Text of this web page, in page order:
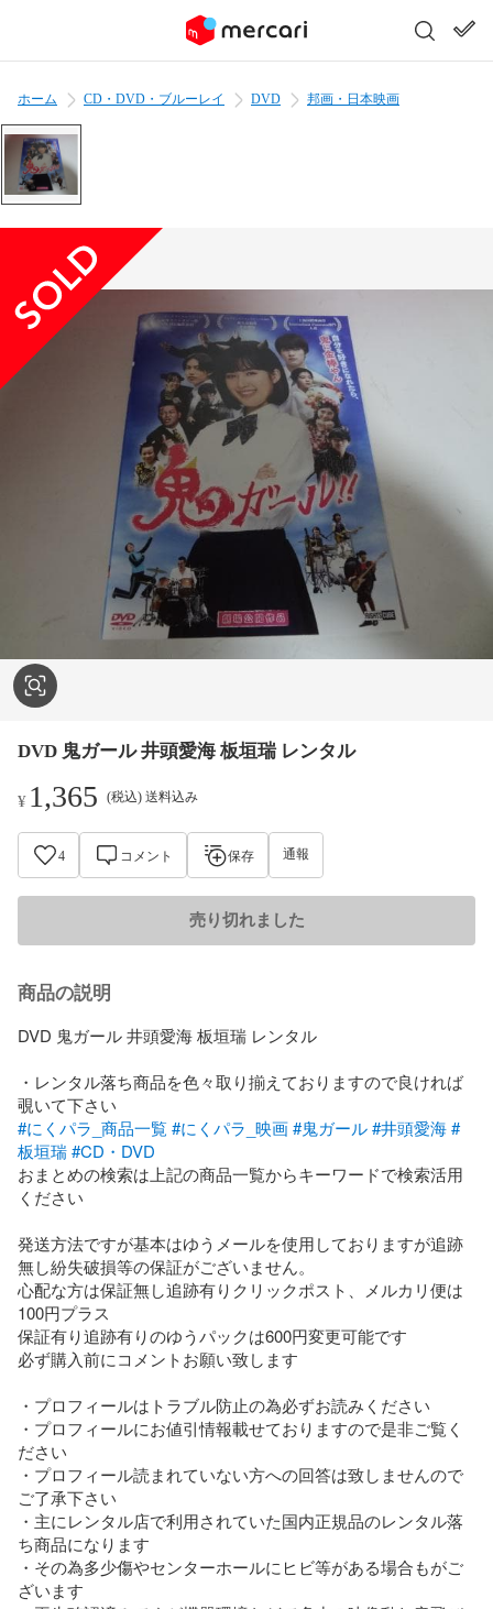
ホーム CD・DVD・ブルーレイ DVD 邦画・日本映画
DVD 鬼ガール 井頭愛海 板垣瑞 レンタル
¥ 1,365 (税込) 送料込み
4 コメント 保存 通報
売り切れました
商品の説明
DVD 鬼ガール 井頭愛海 板垣瑞 レンタル
・レンタル落ち商品を色々取り揃えておりますので良ければ
#にくパラ_商品一覧#にくパラ_映画#鬼ガール#井頭愛海#
板垣瑞#CD・DVD
おまとめの検索は上記の商品一覧からキーワードで検索活用
ください
発送方法ですが基本はゆうメールを使用しておりますが追跡
無し紛失破損等の保証がございません。
心配な方は保証無し追跡有りクリックポスト、メルカリ便は
100円プラス
保証有り追跡有りのゆうパックは600円変更可能です
必ず購入前にコメントお願い致します
・プロフィールはトラブル防止の為必ずお読みください
・プロフィールにお値引情報載せておりますので是非ご覧く
ださい
・プロフィール読まれていない方への回答は致しませんので
ご了承下さい
・主にレンタル店で利用されていた国内正規品のレンタル落
ち商品になります
・その為多少傷やセンターホールにヒビ等がある場合もがご
ざいます